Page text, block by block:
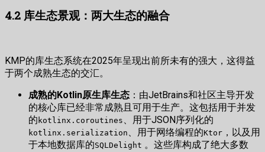
4.2 库生态景观：两大生态的融合
KMP的库生态系统在2025年呈现出前所未有的强大，这得益
于两个成熟生态的交汇。
成熟的Kotlin原生库生态 ：由JetBrains和社区主导开发
的核心库已经非常成熟且可用于生产。这包括用于并发
的 kotlinx.coroutines 、用于JSON序列化的
kotlinx.serialization 、用于网络编程的Ktor ，以及用
于本地数据库的SQLDelight 。这些库构成了绝大多数